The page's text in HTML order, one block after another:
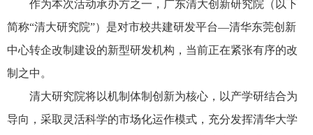
作为本次活动承办方之一，广东清大创新研究院（以下
简称“清大研究院”）是对市校共建研发平台—清华东莞创新
中心转企改制建设的新型研发机构，当前正在紧张有序的改
制之中。
清大研究院将以机制体制创新为核心，以产学研结合为
导向，采取灵活科学的市场化运作模式，充分发挥清华大学